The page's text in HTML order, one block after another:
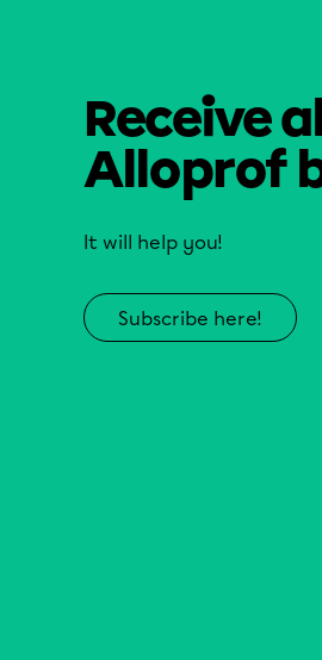
Receive
Alloprof
It will help you!
Subscribe here!